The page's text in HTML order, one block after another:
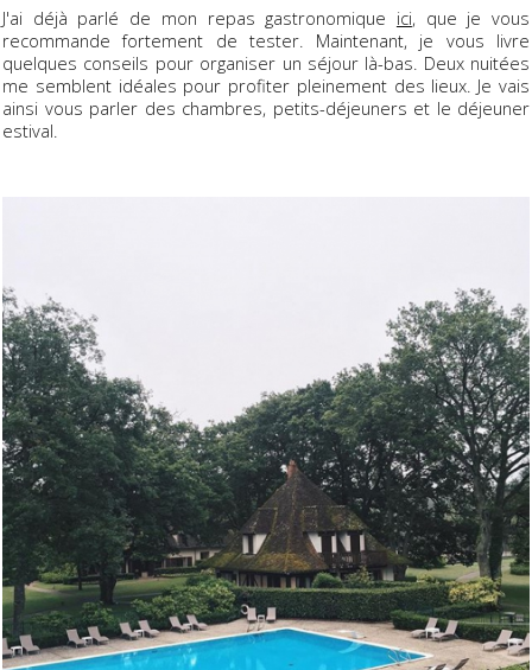
J'ai déjà parlé de mon repas gastronomique ici, que je vous
recommande fortement de tester. Maintenant, je vous livre
quelques conseils pour organiser un séjour là-bas. Deux nuitées
me semblent idéales pour profiter pleinement des lieux. Je vais
ainsi vous parler des chambres, petits-déjeuners et le déjeuner
estival.